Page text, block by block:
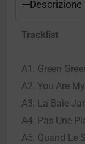
Descrizione
Tracklist
A1. Green
A2. You Are
A3. La Baie
A4. Pas Une
A5. Quand Le